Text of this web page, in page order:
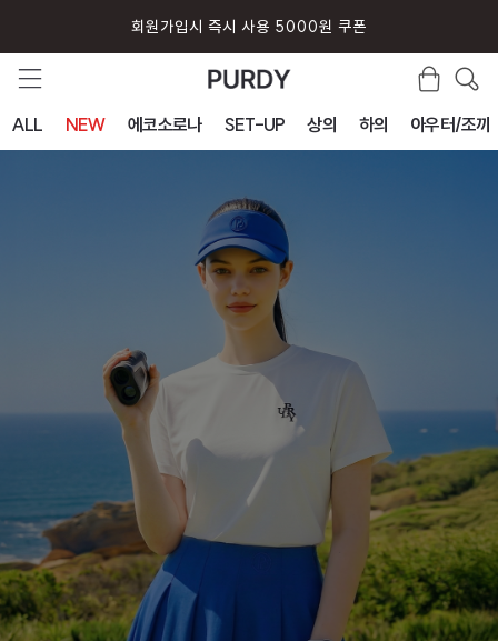
회원가입시 즉시 사용 5000원 쿠폰
ALL NEW 에코소로나 SET-UP 상의 하의 아우터/조끼